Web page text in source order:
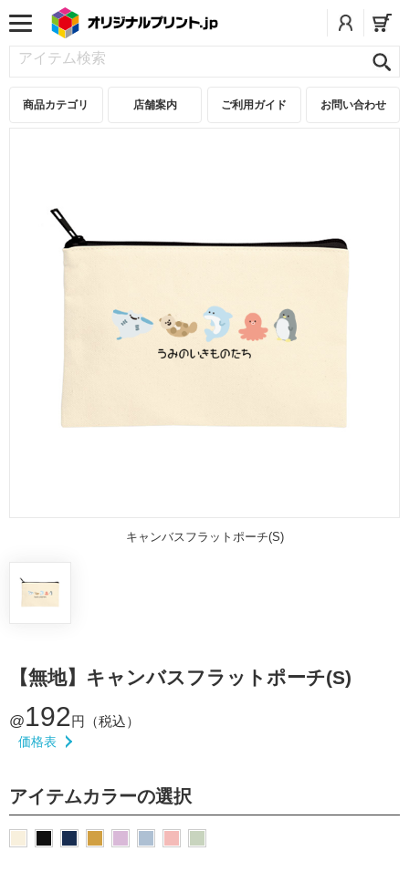
商品カテゴリ 店舗案内 ご利用ガイド お問い合わせ
キャンバスフラットポーチ(S)
【無地】キャンバスフラットポーチ(S)
@192円（税込）
価格表
アイテムカラーの選択